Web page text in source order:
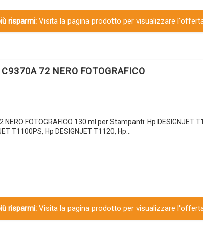
risparmi:Visita la pagina prodotto per visualizzare
72 NERO FOTOGRAFICO
FOTOGRAFICO 130 ml per Stampanti: Hp DESIGNJET
T1100PS, Hp DESIGNJET T1120, Hp…
risparmi:Visita la pagina prodotto per visualizzare